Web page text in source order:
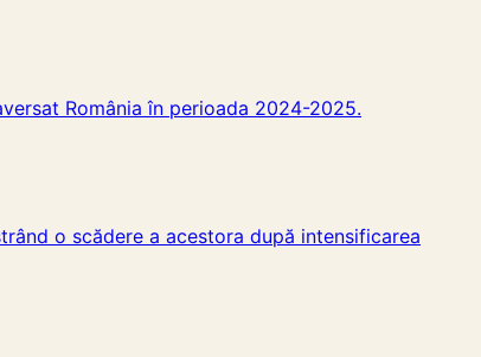
România în perioada 2024-2025.
o scădere a acestora după intensificarea